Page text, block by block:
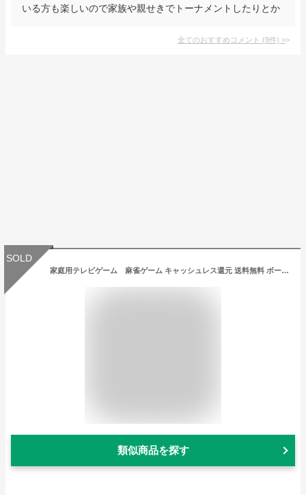
いる方も楽しいので家族や親せきでトーナメントしたりとか
全てのおすすめコメント (9件) >
SOLD
家庭用テレビゲーム 麻雀ゲーム キャッシュレス還元 送料無料 ボードゲーム パズル 在宅 巣ごもり 家遊び 暇つぶし 自宅 GW ゴールデンウィーク プレゼント こどもの日 子供 大人 おもちゃ おすすめ 傑作 定番
類似商品を探す